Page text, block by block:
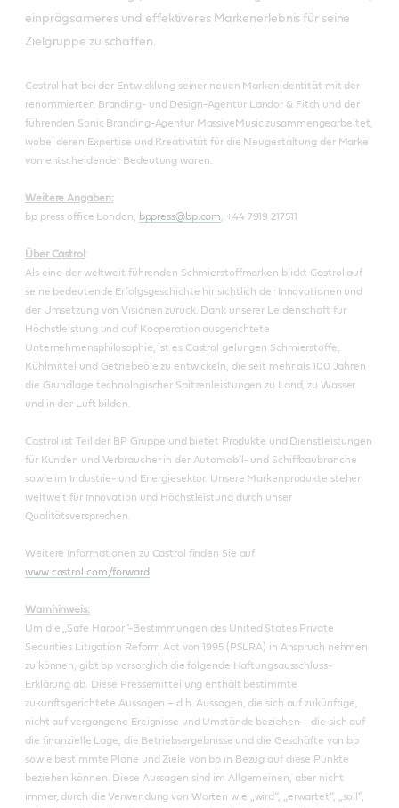
einprägsameres und effektiveres Markenerlebnis für seine
Zielgruppe zu schaffen.
Castrol hat bei der Entwicklung seiner neuen Markenidentität mit der
renommierten Branding- und Design-Agentur Landor & Fitch und der
führenden Sonic Branding-Agentur MassiveMusic zusammengearbeitet,
wobei deren Expertise und Kreativität für die Neugestaltung der Marke
von entscheidender Bedeutung waren.
Weitere Angaben:
bp press office London,
bppress@bp.com , +44 7919 217511
Über Castrol :
Als eine der weltweit führenden Schmierstoffmarken blickt Castrol auf
seine bedeutende Erfolgsgeschichte hinsichtlich der Innovationen und
der Umsetzung von Visionen zurück. Dank unserer Leidenschaft für
Höchstleistung und auf Kooperation ausgerichtete
Unternehmensphilosophie, ist es Castrol gelungen Schmierstoffe,
Kühlmittel und Getriebeöle zu entwickeln, die seit mehr als 100 Jahren
die Grundlage technologischer Spitzenleistungen zu Land, zu Wasser
und in der Luft bilden.
Castrol ist Teil der BP Gruppe und bietet Produkte und Dienstleistungen
für Kunden und Verbraucher in der Automobil- und Schiffbaubranche
sowie im Industrie- und Energiesektor. Unsere Markenprodukte stehen
weltweit für Innovation und Höchstleistung durch unser
Qualitätsversprechen.
Weitere Informationen zu Castrol finden Sie auf
www.castrol.com/forward
Warnhinweis:
Um die „Safe Harbor“-Bestimmungen des United States Private
Securities Litigation Reform Act von 1995 (PSLRA) in Anspruch nehmen
zu können, gibt bp vorsorglich die folgende Haftungsausschluss-
Erklärung ab. Diese Pressemitteilung enthält bestimmte
zukunftsgerichtete Aussagen – d.h. Aussagen, die sich auf zukünftige,
nicht auf vergangene Ereignisse und Umstände beziehen – die sich auf
die finanzielle Lage, die Betriebsergebnisse und die Geschäfte von bp
sowie bestimmte Pläne und Ziele von bp in Bezug auf diese Punkte
beziehen können. Diese Aussagen sind im Allgemeinen, aber nicht
immer, durch die Verwendung von Worten wie „wird“, „erwartet“, „soll“,